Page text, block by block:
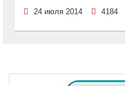
24 июля 2014
4184